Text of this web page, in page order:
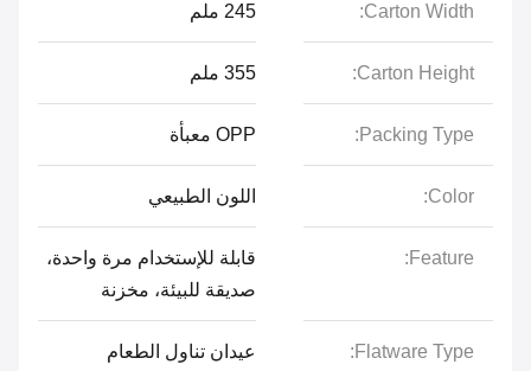
Carton Width:
Carton Height:
Packing Type: OPP معبأة
Color: اللون الطبيعي
Feature:
قابلة للإستخدام مرة واحدة،
صديقة للبيئة، مخزنة
Flatware Type: عيدان تناول الطعام